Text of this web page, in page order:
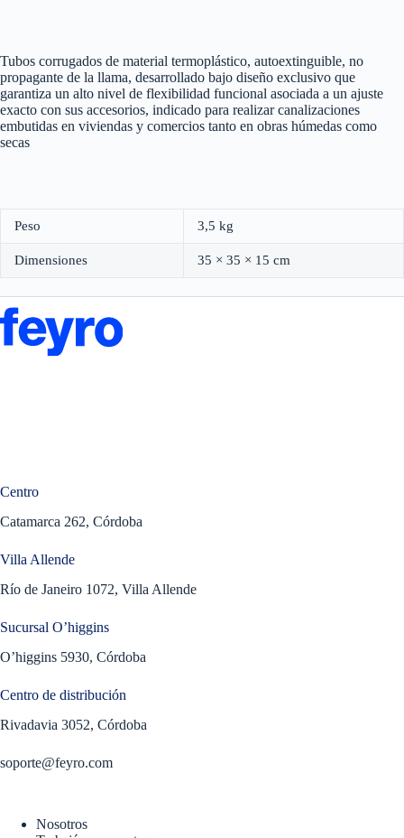
Tubos corrugados de material termoplástico, autoextinguible, no
propagante de la llama, desarrollado bajo diseño exclusivo que
garantiza un alto nivel de flexibilidad funcional asociada a un ajuste
exacto con sus accesorios, indicado para realizar canalizaciones
embutidas en viviendas y comercios tanto en obras húmedas como
secas
Peso 3,5 kg
Dimensiones 35 × 35 × 15 cm
Centro
Catamarca 262, Córdoba
Villa Allende
Río de Janeiro 1072, Villa Allende
Sucursal O’higgins
O’higgins 5930, Córdoba
Centro de distribución
Rivadavia 3052, Córdoba
soporte@feyro.com
Nosotros